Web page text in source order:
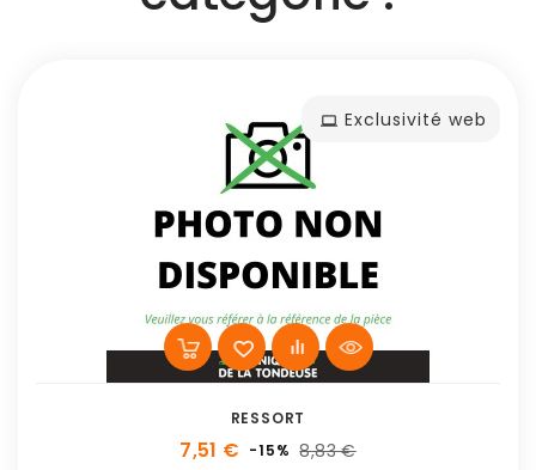
Exclusivité web
RESSORT
7,51 € -15% 8,83 €